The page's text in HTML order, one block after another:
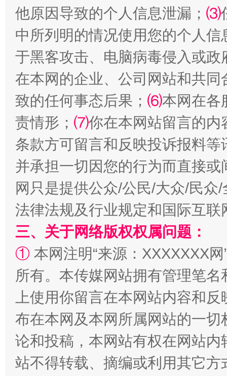
受贿1.44亿！段成刚被判无期 从幼
全民健身五年计划来了！等你上场
他原因导致的个人信息泄漏； ⑶
中所列明的情况使用您的个人
于黑客攻击、电脑病毒侵入或
在本网的企业、公司网站和共
致的任何事态后果； ⑹本网在各
责情形； ⑺你在本网站留言的内
条款方可留言和反映投诉报料
并承担一切因您的行为而直接
网只是提供公众/公民/大众/民
法律法规及行业规定和国际互
三、关于网络版权权属问题：
① 本网注明“来源：XXXXXXX
所有。本传媒网站拥有管理笔
上使用你留言在本网站内容和
布在本网及本网所属网站的一
论和投稿，本网站有权在网站
站不得转载、摘编或利用其它